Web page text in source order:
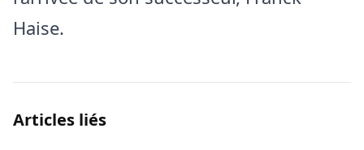
Haise.
Articles liés